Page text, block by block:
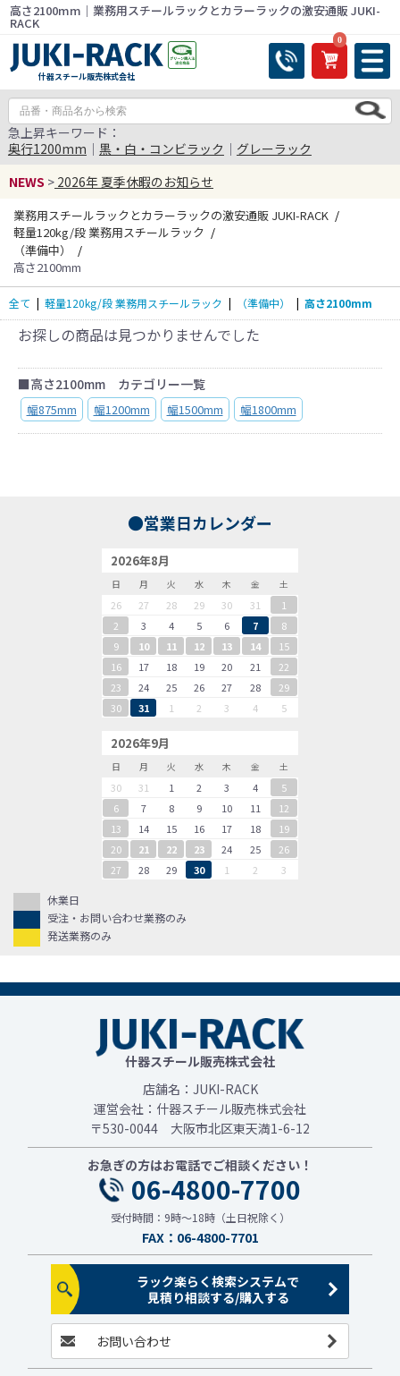
高さ2100mm｜業務用スチールラックとカラーラックの激安通販 JUKI-
RACK
什器スチール販売株式会社
0
急上昇キーワード：
奥行1200mm ｜ 黒・白・コンビラック ｜ グレーラック
NEWS > 2026年 夏季休暇のお知らせ
業務用スチールラックとカラーラックの激安通販 JUKI-RACK
軽量120kg/段 業務用スチールラック
（準備中）
高さ2100mm
全て | 軽量120kg/段 業務用スチールラック | （準備中） | 高さ2100mm
お探しの商品は見つかりませんでした
■高さ2100mm カテゴリー一覧
幅875mm 幅1200mm 幅1500mm 幅1800mm
●営業日カレンダー
2026年8月
日 月 火 水 木 金 土
26 27 28 29 30 31
1
2
3 4 5 6 7
8
9
10 11 12 13 14
15
16
17 18 19 20 21
22
23
24 25 26 27 28
29
30
31 1 2 3 4 5
2026年9月
日 月 火 水 木 金 土
30 31 1 2 3 4
5
6
7 8 9 10 11
12
13
14 15 16 17 18
19
20
21 22 23 24 25
26
27
28 29 30 1 2 3
休業日
受注・お問い合わせ業務のみ
発送業務のみ
什器スチール販売株式会社
店舗名：JUKI-RACK
運営会社：什器スチール販売株式会社
〒530-0044 大阪市北区東天満1-6-12
お急ぎの方はお電話でご相談ください！
06-4800-7700
受付時間：9時～18時（土日祝除く）
FAX：06-4800-7701
ラック楽らく検索システムで
見積り相談する/購入する
お問い合わせ